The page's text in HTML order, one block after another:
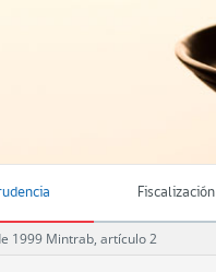
Fiscalización
1999 Mintrab, artículo 2